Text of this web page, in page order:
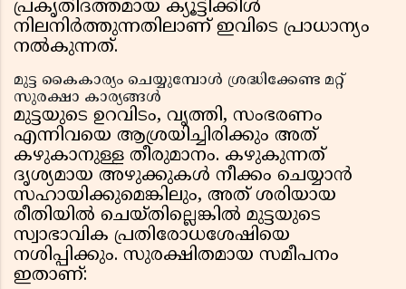
പ്രകൃതിദത്തമായ ക്യൂട്ടിക്കിൾ
നിലനിർത്തുന്നതിലാണ് ഇവിടെ പ്രാധാന്യം
നൽകുന്നത്.
മുട്ട കൈകാര്യം ചെയ്യുമ്പോൾ ശ്രദ്ധിക്കേണ്ട മറ്റ്
സുരക്ഷാ കാര്യങ്ങൾ
മുട്ടയുടെ ഉറവിടം, വൃത്തി, സംഭരണം
എന്നിവയെ ആശ്രയിച്ചിരിക്കും അത്
കഴുകാനുള്ള തീരുമാനം. കഴുകുന്നത്
ദൃശ്യമായ അഴുക്കുകൾ നീക്കം ചെയ്യാൻ
സഹായിക്കുമെങ്കിലും, അത് ശരിയായ
രീതിയിൽ ചെയ്തില്ലെങ്കിൽ മുട്ടയുടെ
സ്വാഭാവിക പ്രതിരോധശേഷിയെ
നശിപ്പിക്കും. സുരക്ഷിതമായ സമീപനം
ഇതാണ്: